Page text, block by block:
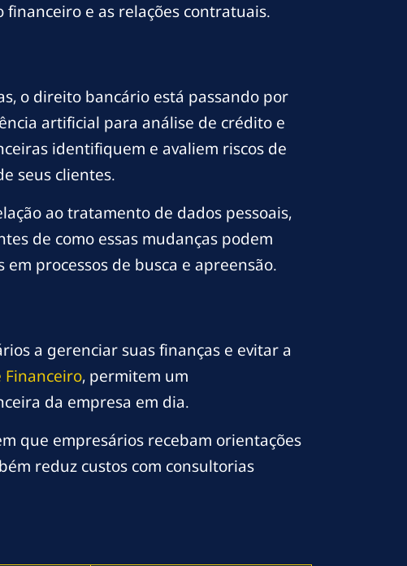
e as relações contratuais.
o direito bancário está passando por
artificial para análise de crédito e
identifiquem e avaliem riscos de
seus clientes.
ao tratamento de dados pessoais,
de como essas mudanças podem
processos de busca e apreensão.
a gerenciar suas finanças e evitar a
Financeiro, permitem um
da empresa em dia.
que empresários recebam orientações
reduz custos com consultorias